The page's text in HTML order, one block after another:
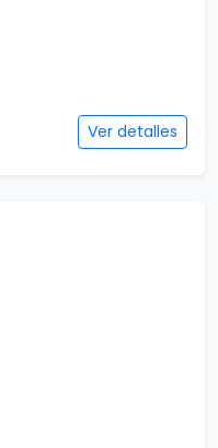
Ver detalles